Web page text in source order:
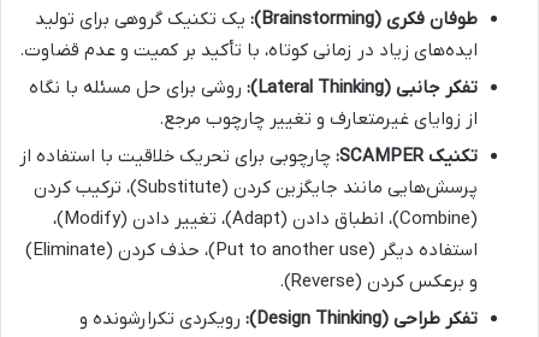
طوفان فکری (Brainstorming):
یک تکنیک گروهی برای تولید
ایده‌های زیاد در زمانی کوتاه، با تأکید بر کمیت و عدم قضاوت.
تفکر جانبی (Lateral Thinking):
روشی برای حل مسئله با نگاه
از زوایای غیرمتعارف و تغییر چارچوب مرجع.
تکنیک SCAMPER:
چارچوبی برای تحریک خلاقیت با استفاده از
پرسش‌هایی مانند جایگزین کردن (Substitute)، ترکیب کردن
(Combine)، انطباق دادن (Adapt)، تغییر دادن (Modify)،
استفاده دیگر (Put to another use)، حذف کردن (Eliminate)
و برعکس کردن (Reverse).
تفکر طراحی (Design Thinking):
رویکردی تکرارشونده و